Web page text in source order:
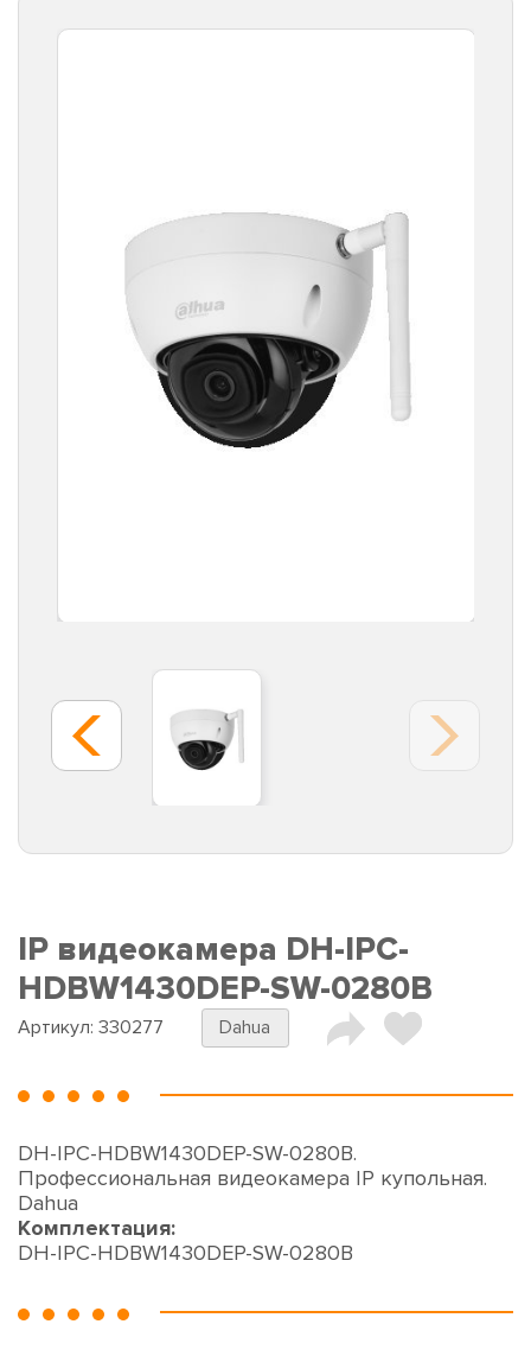
IP видеокамера DH-IPC-
HDBW1430DEP-SW-0280B
Артикул: 330277 Dahua
DH-IPC-HDBW1430DEP-SW-0280B.
Профессиональная видеокамера IP купольная.
Dahua
Комплектация:
DH-IPC-HDBW1430DEP-SW-0280B